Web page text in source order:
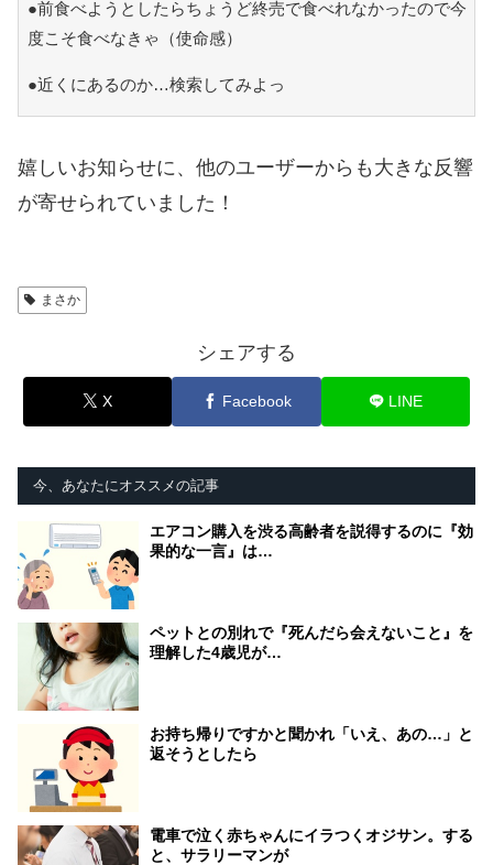
●前食べようとしたらちょうど終売で食べれなかったので今
度こそ食べなきゃ（使命感）
●近くにあるのか…検索してみよっ
嬉しいお知らせに、他のユーザーからも大きな反響
が寄せられていました！
まさか
シェアする
X Facebook LINE
今、あなたにオススメの記事
エアコン購入を渋る高齢者を説得するのに『効
果的な一言』は…
ペットとの別れで『死んだら会えないこと』を
理解した4歳児が…
お持ち帰りですかと聞かれ「いえ、あの…」と
返そうとしたら
電車で泣く赤ちゃんにイラつくオジサン。する
と、サラリーマンが